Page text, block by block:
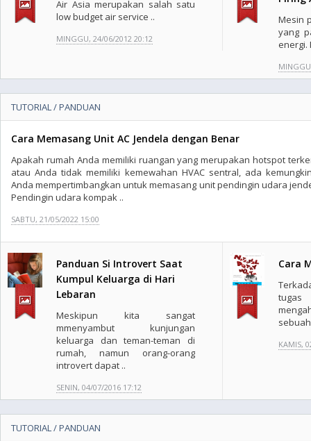
Air Asia merupakan salah satu
low budget air service ..
MINGGU, 24/06/2012 20:12
Mesin
yang
energi.
TUTORIAL / PANDUAN
Cara Memasang Unit AC Jendela dengan Benar
Apakah rumah Anda memiliki ruangan yang merupakan hotspot
atau Anda tidak memiliki kemewahan HVAC sentral, ada
Anda mempertimbangkan untuk memasang unit pendingin udara
Pendingin udara kompak ..
SABTU, 21/05/2022 15:00
Panduan Si Introvert Saat
Kumpul Keluarga di Hari
Lebaran
Meskipun kita sangat
mmenyambut kunjungan
keluarga dan teman-teman di
rumah, namun orang-orang
introvert dapat ..
SENIN, 04/07/2016 17:12
Cara
KAMIS,
TUTORIAL / PANDUAN